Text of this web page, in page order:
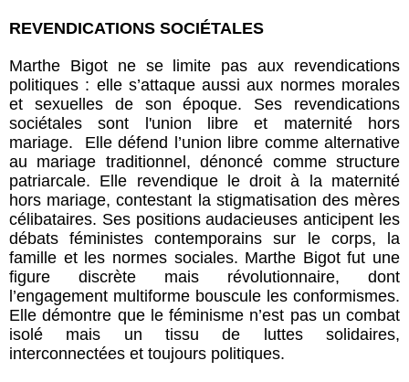
REVENDICATIONS SOCIÉTALES
Marthe Bigot ne se limite pas aux revendications
politiques : elle s’attaque aussi aux normes morales
et sexuelles de son époque. Ses revendications
sociétales sont l'union libre et maternité hors
mariage. Elle défend l’union libre comme alternative
au mariage traditionnel, dénoncé comme structure
patriarcale. Elle revendique le droit à la maternité
hors mariage, contestant la stigmatisation des mères
célibataires. Ses positions audacieuses anticipent les
débats féministes contemporains sur le corps, la
famille et les normes sociales. Marthe Bigot fut une
figure discrète mais révolutionnaire, dont
l’engagement multiforme bouscule les conformismes.
Elle démontre que le féminisme n’est pas un combat
isolé mais un tissu de luttes solidaires,
interconnectées et toujours politiques.